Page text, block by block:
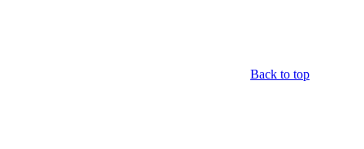
Back to top